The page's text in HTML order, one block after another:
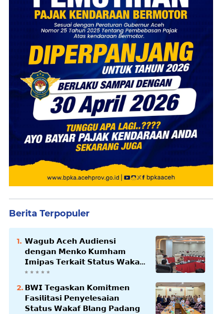
Berita Terpopuler
𝗪𝗮𝗴𝘂𝗯 𝗔𝗰𝗲𝗵 𝗔𝘂𝗱𝗶𝗲𝗻𝘀𝗶
𝗱𝗲𝗻𝗴𝗮𝗻 𝗠𝗲𝗻𝗸𝗼 𝗞𝘂𝗺𝗵𝗮𝗺
𝗜𝗺𝗶𝗽𝗮𝘀 𝗧𝗲𝗿𝗸𝗮𝗶𝘁 𝗦𝘁𝗮𝘁𝘂𝘀 𝗪𝗮𝗸𝗮𝗳
𝗕𝗹𝗮𝗻𝗴𝗽𝗮𝗱𝗮𝗻𝗴
𝗕𝗪𝗜 𝗧𝗲𝗴𝗮𝘀𝗸𝗮𝗻 𝗞𝗼𝗺𝗶𝘁𝗺𝗲𝗻
𝗙𝗮𝘀𝗶𝗹𝗶𝘁𝗮𝘀𝗶 𝗣𝗲𝗻𝘆𝗲𝗹𝗲𝘀𝗮𝗶𝗮𝗻
𝗦𝘁𝗮𝘁𝘂𝘀 𝗪𝗮𝗸𝗮𝗳 𝗕𝗹𝗮𝗻𝗴 𝗣𝗮𝗱𝗮𝗻𝗴